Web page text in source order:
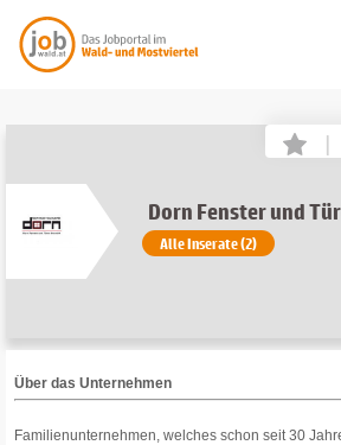
|
Dorn Fenster und
Alle Inserate (2)
Über das Unternehmen
Familienunternehmen, welches schon seit 30